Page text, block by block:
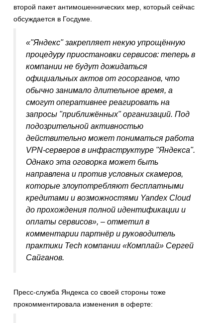
второй пакет антимошеннических мер, который сейчас
обсуждается в Госдуме.
«"Яндекс" закрепляет некую упрощённую
процедуру приостановки сервисов: теперь в
компании не будут дожидаться
официальных актов от госорганов, что
обычно занимало длительное время, а
смогут оперативнее реагировать на
запросы "приближённых" организаций. Под
подозрительной активностью
действительно может пониматься работа
VPN-серверов в инфраструктуре "Яндекса".
Однако эта оговорка может быть
направлена и против условных скамеров,
которые злоупотребляют бесплатными
кредитами и возможностями Yandex Cloud
до прохождения полной идентификации и
оплаты сервисов», – отметил в
комментарии партнёр и руководитель
практики Tech компании «Комплай» Сергей
Сайганов.
Пресс-служба Яндекса со своей стороны тоже
прокомментировала изменения в оферте: